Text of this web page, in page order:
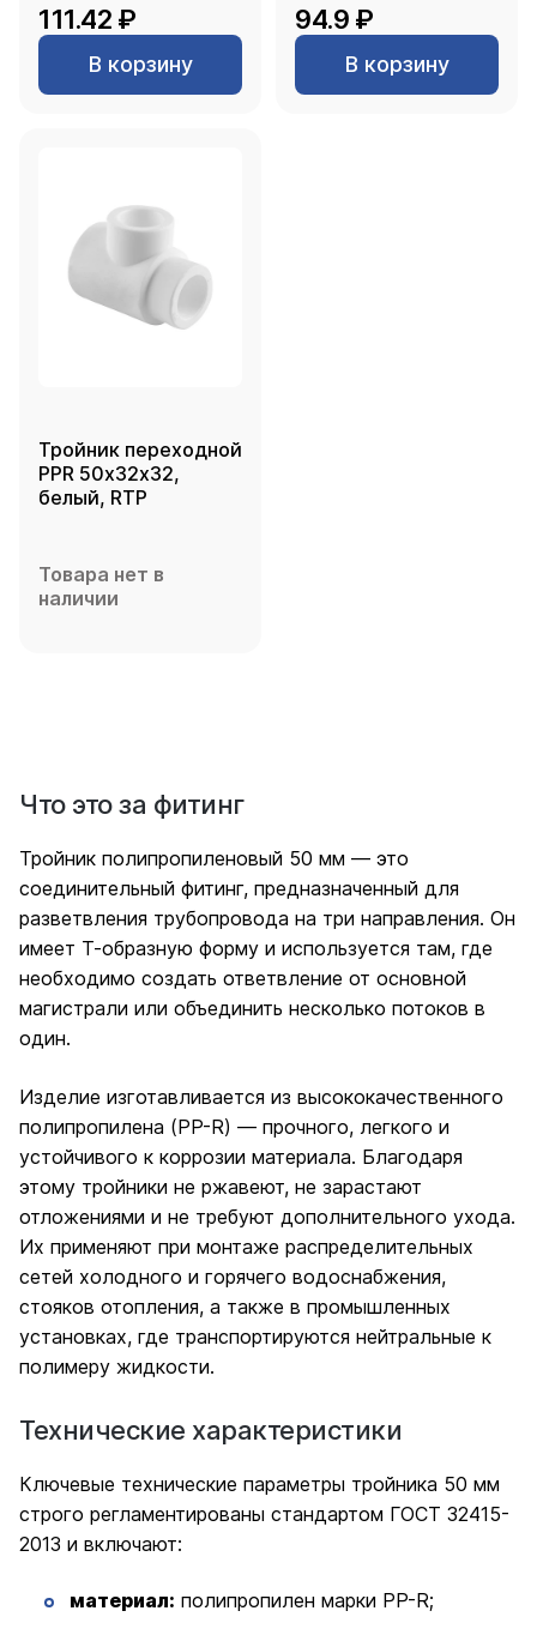
111.42 ₽
В корзину
94.9 ₽
В корзину
Тройник переходной
PPR 50х32х32,
белый, RTP
Товара нет в
наличии
Что это за фитинг
Тройник полипропиленовый 50 мм — это
соединительный фитинг, предназначенный для
разветвления трубопровода на три направления. Он
имеет Т-образную форму и используется там, где
необходимо создать ответвление от основной
магистрали или объединить несколько потоков в
один.
Изделие изготавливается из высококачественного
полипропилена (PP-R) — прочного, легкого и
устойчивого к коррозии материала. Благодаря
этому тройники не ржавеют, не зарастают
отложениями и не требуют дополнительного ухода.
Их применяют при монтаже распределительных
сетей холодного и горячего водоснабжения,
стояков отопления, а также в промышленных
установках, где транспортируются нейтральные к
полимеру жидкости.
Технические характеристики
Ключевые технические параметры тройника 50 мм
строго регламентированы стандартом ГОСТ 32415-
2013 и включают:
материал: полипропилен марки PP-R;